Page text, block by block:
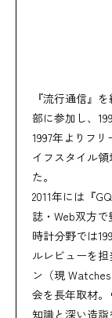
『流行通信』
部に参加し、
1997年よりフ
イフスタイル
た。
2011年には『
誌・Web双方で
時計分野では
ルレビューを
ン（現
会を長年取材
知識と深い造詣